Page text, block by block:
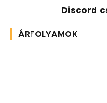
Discord
ÁRFOLYAMOK